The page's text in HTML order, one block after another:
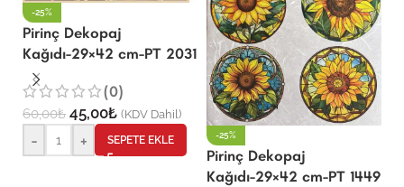
-25%
Pirinç Dekopaj
Kağıdı-29×42 cm-PT 2031
(0)
60,00₺ 45,00₺ (KDV Dahil)
- + SEPETE EKLE -25%
Pirinç Dekopaj
Kağıdı-29×42 cm-PT 1449